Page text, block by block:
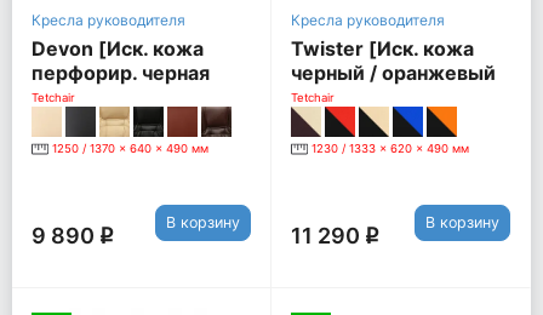
Кресла руководителя
Devon [Иск. кожа
перфорир. черная
(36-6/36-6/06)]
Tetchair
1250 / 1370 x 640 x 490 мм
9 890 q
В корзину
Кресла руководителя
Twister [Иск. кожа
черный / оранжевый
36-6/14-43]
Tetchair
1230 / 1333 x 620 x 490 мм
11 290 q
В корзину